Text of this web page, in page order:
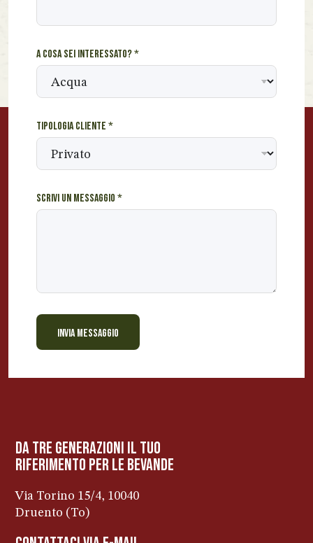
A cosa sei interessato?*
Tipologia cliente *
Scrivi un messaggio *
INVIA MESSAGGIO
da tre generazioni il tuo
riferimento per le bevanDe
Via Torino 15/4, 10040
Druento (To)